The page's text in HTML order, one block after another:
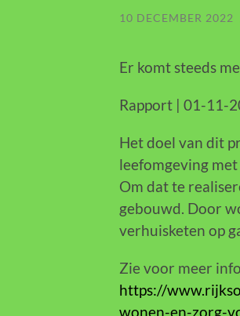
10 DECEMBER 2022
Er komt steeds
Rapport | 01-11-
Het doel van dit
leefomgeving
Om dat te
gebouwd. Door
verhuisketen op
Zie voor meer
https://
wonen-en-zorg-